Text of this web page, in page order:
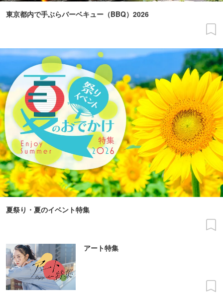
東京都内で手ぶらバーベキュー（BBQ）2026
夏祭り・夏のイベント特集
アート特集